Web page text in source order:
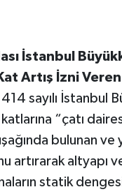
İstanbul
Artış İzni
sayılı İstanbul
“çatı
bulunan ve
artırarak altyapı
statik